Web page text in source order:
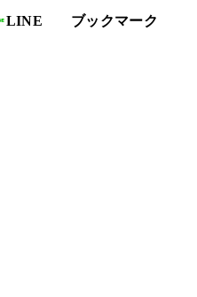
LINE
ブックマーク